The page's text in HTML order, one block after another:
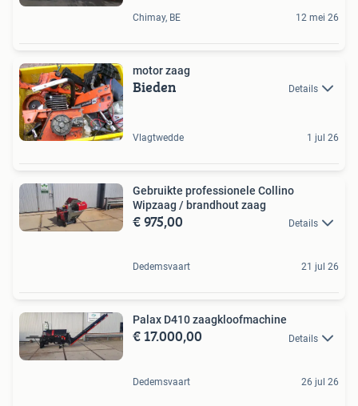
Chimay, BE 12 mei 26
motor zaag
Bieden Details
Vlagtwedde 1 jul 26
Gebruikte professionele Collino
Wipzaag / brandhout zaag
€ 975,00 Details
Dedemsvaart 21 jul 26
Palax D410 zaagkloofmachine
€ 17.000,00 Details
Dedemsvaart 26 jul 26